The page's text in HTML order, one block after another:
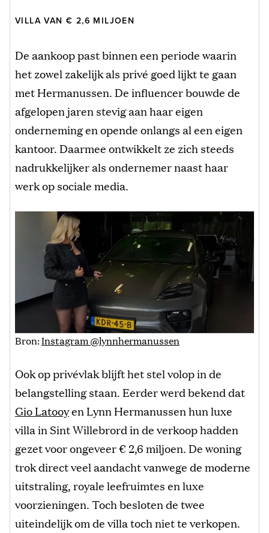
VILLA VAN € 2,6 MILJOEN
De aankoop past binnen een periode waarin
het zowel zakelijk als privé goed lijkt te gaan
met Hermanussen. De influencer bouwde de
afgelopen jaren stevig aan haar eigen
onderneming en opende onlangs al een eigen
kantoor. Daarmee ontwikkelt ze zich steeds
nadrukkelijker als ondernemer naast haar
werk op sociale media.
Bron:Instagram @lynnhermanussen
Ook op privévlak blijft het stel volop in de
belangstelling staan. Eerder werd bekend dat
Gio Latooyen Lynn Hermanussen hun luxe
villa in Sint Willebrord in de verkoop hadden
gezet voor ongeveer € 2,6 miljoen. De woning
trok direct veel aandacht vanwege de moderne
uitstraling, royale leefruimtes en luxe
voorzieningen. Toch besloten de twee
uiteindelijk om de villa toch niet te verkopen.